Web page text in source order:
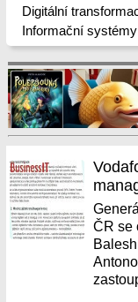
Digitální
Informační systémy
ČR se